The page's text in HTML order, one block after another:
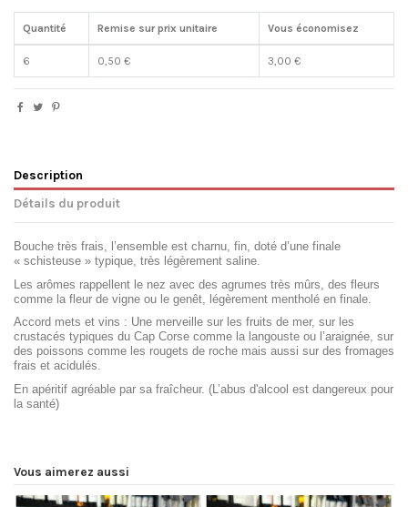
Quantité Remise sur prix unitaire Vous économisez
6 0,50 € 3,00 €
Description
Détails du produit
Bouche très frais, l’ensemble est charnu, fin, doté d’une finale
« schisteuse » typique, très légèrement saline.
Les arômes rappellent le nez avec des agrumes très mûrs, des fleurs
comme la fleur de vigne ou le genêt, légèrement mentholé en finale.
Accord mets et vins : Une merveille sur les fruits de mer, sur les
crustacés typiques du Cap Corse comme la langouste ou l’araignée, sur
des poissons comme les rougets de roche mais aussi sur des fromages
frais et acidulés.
En apéritif agréable par sa fraîcheur. (L’abus d'alcool est dangereux pour
la santé)
Vous aimerez aussi